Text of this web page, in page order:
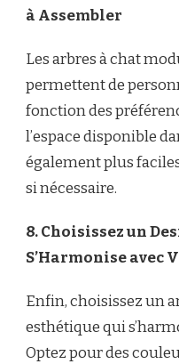
à Assembler
Les arbres à chat
permettent de
fonction des
l’espace disponible
également plus
si nécessaire.
8. Choisissez un
S’Harmonise avec
Enfin, choisissez un
esthétique qui
Optez pour des